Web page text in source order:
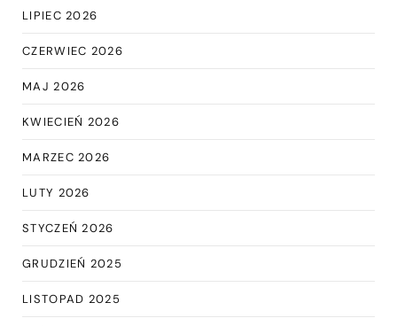
LIPIEC 2026
CZERWIEC 2026
MAJ 2026
KWIECIEŃ 2026
MARZEC 2026
LUTY 2026
STYCZEŃ 2026
GRUDZIEŃ 2025
LISTOPAD 2025